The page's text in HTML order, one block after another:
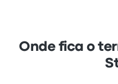
a localização
Onde fica o